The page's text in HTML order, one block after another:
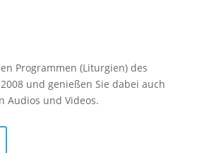
Programmen (Liturgien) des
und genießen Sie dabei auch
Audios und Videos.